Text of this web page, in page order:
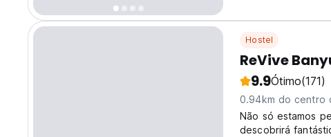
Hostel
ReVive
9.9Ótimo(171)
0.94km do centro
Não só estamos
descobrirá